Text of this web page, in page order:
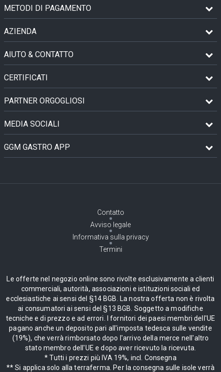
METODI DI PAGAMENTO
AZIENDA
AIUTO & CONTATTO
CERTIFICATI
PARTNER ORGOGLIOSI
MEDIA SOCIALI
GGM GASTRO APP
Contatto
Avviso legale
Informativa sulla privacy
Termini
Le offerte nel negozio online sono rivolte esclusivamente a clienti
commerciali, autorità, associazioni e istituzioni sociali ed
ecclesiastiche ai sensi del §14 BGB. La nostra offerta non è rivolta
ai consumatori ai sensi del §13 BGB. Soggetto a modifiche
tecniche e di prezzo e ad errori. I fornitori dei paesi membri dell'UE
pagano anche un deposito pari all'imposta tedesca sulle vendite
(19%), che verrà rimborsato dopo l'arrivo della merce nell'altro
stato membro dell'UE e dopo aver ricevuto la ricevuta.
* Tutti i prezzi più IVA 19%, incl. Consegna
** Si applica solo alla terraferma. Per la consegna sulle isole verrà